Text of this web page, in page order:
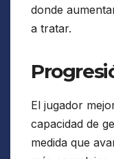
donde
a tratar.
El jugador
capacidad de
medida que